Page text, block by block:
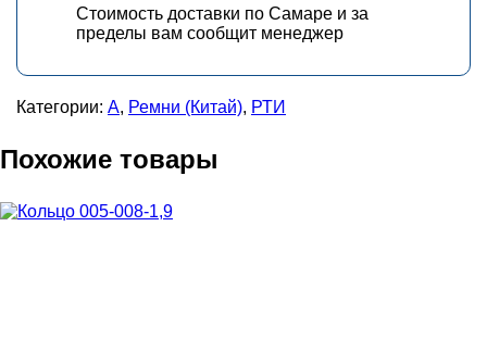
Стоимость доставки по Самаре и за
пределы вам сообщит менеджер
Категории: А, Ремни (Китай), РТИ
Похожие товары